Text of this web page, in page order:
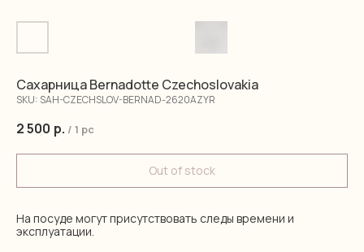
Сахарница Bernadotte Czechoslovakia
SKU: SAH-CZECHSLOV-BERNAD-2620AZYR
2 500 р. / 1 pc
Out of stock
На посуде могут присутствовать следы времени и
эксплуатации.